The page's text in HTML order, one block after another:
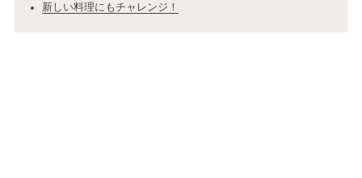
新しい料理にもチャレンジ！